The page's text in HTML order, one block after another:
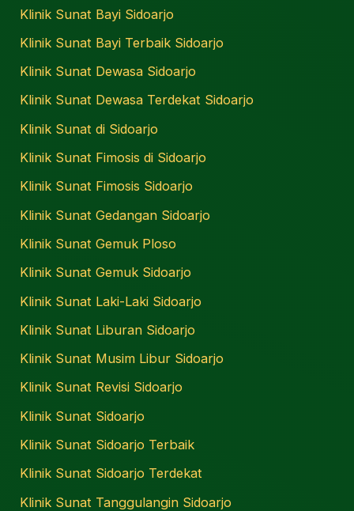
Klinik Sunat Bayi Sidoarjo
Klinik Sunat Bayi Terbaik Sidoarjo
Klinik Sunat Dewasa Sidoarjo
Klinik Sunat Dewasa Terdekat Sidoarjo
Klinik Sunat di Sidoarjo
Klinik Sunat Fimosis di Sidoarjo
Klinik Sunat Fimosis Sidoarjo
Klinik Sunat Gedangan Sidoarjo
Klinik Sunat Gemuk Ploso
Klinik Sunat Gemuk Sidoarjo
Klinik Sunat Laki-Laki Sidoarjo
Klinik Sunat Liburan Sidoarjo
Klinik Sunat Musim Libur Sidoarjo
Klinik Sunat Revisi Sidoarjo
Klinik Sunat Sidoarjo
Klinik Sunat Sidoarjo Terbaik
Klinik Sunat Sidoarjo Terdekat
Klinik Sunat Tanggulangin Sidoarjo